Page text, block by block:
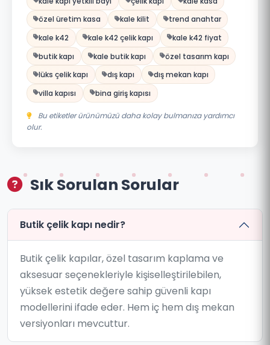
özel üretim kasa
kale kilit
trend anahtar
kale k42
kale k42 çelik kapı
kale k42 fiyat
butik kapı
kale butik kapı
özel tasarım kapı
lüks çelik kapı
dış kapı
dış mekan kapı
villa kapısı
bina giriş kapısı
Bu etiketler ürünümüzü daha kolay bulmanıza yardımcı
olur.
Sık Sorulan Sorular
Butik çelik kapı nedir?
Butik çelik kapılar, özel tasarım kaplama ve
aksesuar seçenekleriyle kişiselleştirilebilen,
yüksek estetik değere sahip güvenli kapı
modellerini ifade eder. Hem iç hem dış mekan
versiyonları mevcuttur.